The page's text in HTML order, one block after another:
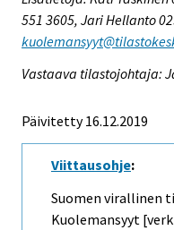
551 3605, Jari Hellanto
Vastaava tilastojohtaja:
Päivitetty 16.12.2019
Viittausohje:
Suomen virallinen
Kuolemansyyt